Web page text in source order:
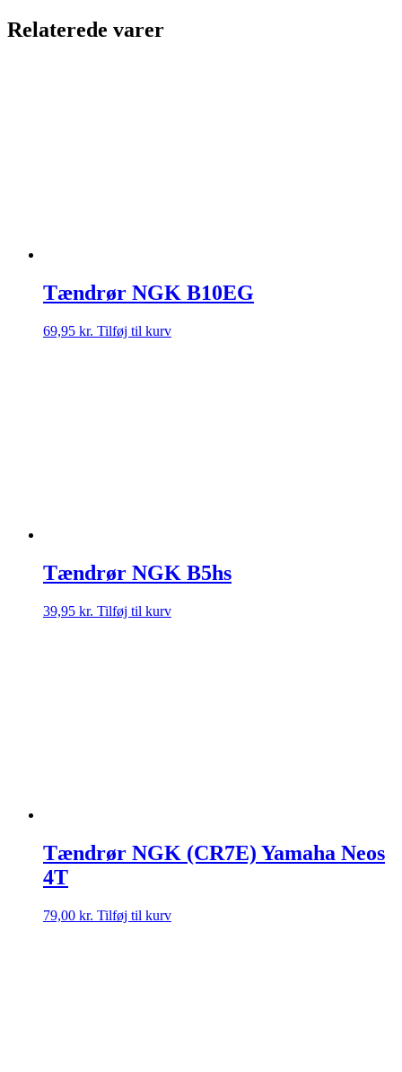
Relaterede varer
Tændrør NGK B10EG
69,95 kr. Tilføj til kurv
Tændrør NGK B5hs
39,95 kr. Tilføj til kurv
Tændrør NGK (CR7E) Yamaha Neos
4T
79,00 kr. Tilføj til kurv